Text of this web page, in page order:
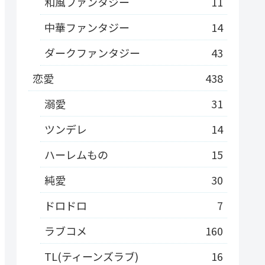
中華ファンタジー
14
ダークファンタジー
43
恋愛
438
溺愛
31
ツンデレ
14
ハーレムもの
15
純愛
30
ドロドロ
7
ラブコメ
160
TL(ティーンズラブ)
16